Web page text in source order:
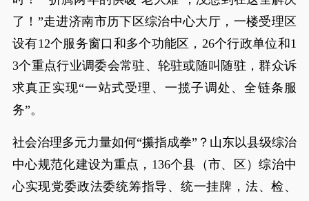
了！”走进济南市历下区综治中心大厅，一楼受理区
设有12个服务窗口和多个功能区，26个行政单位和1
3个重点行业调委会常驻、轮驻或随叫随驻，群众诉
求真正实现“一站式受理、一揽子调处、全链条服
务”。
社会治理多元力量如何“攥指成拳”？山东以县级综治
中心规范化建设为重点，136个县（市、区）综治中
心实现党委政法委统筹指导、统一挂牌，法、检、